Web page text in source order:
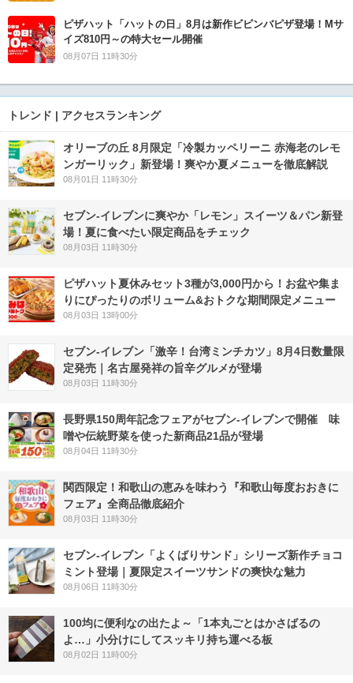
ピザハット「ハットの日」8月は新作ビビンバピザ登場！Mサ
イズ810円～の特大セール開催
08月07日 11時30分
トレンド | アクセスランキング
オリーブの丘 8月限定「冷製カッペリーニ 赤海老のレモ
ンガーリック」新登場！爽やか夏メニューを徹底解説
08月01日 11時30分
セブン‐イレブンに爽やか「レモン」スイーツ＆パン新登
場！夏に食べたい限定商品をチェック
08月03日 11時30分
ピザハット夏休みセット3種が3,000円から！お盆や集ま
りにぴったりのボリューム&おトクな期間限定メニュー
08月03日 13時00分
セブン-イレブン「激辛！台湾ミンチカツ」8月4日数量限
定発売｜名古屋発祥の旨辛グルメが登場
08月03日 11時30分
長野県150周年記念フェアがセブン-イレブンで開催 味
噌や伝統野菜を使った新商品21品が登場
08月04日 11時30分
関西限定！和歌山の恵みを味わう『和歌山毎度おおきに
フェア』全商品徹底紹介
08月03日 11時30分
セブン‐イレブン「よくばりサンド」シリーズ新作チョコ
ミント登場｜夏限定スイーツサンドの爽快な魅力
08月06日 11時30分
100均に便利なの出たよ～「1本丸ごとはかさばるの
よ…」小分けにしてスッキリ持ち運べる板
08月02日 11時00分